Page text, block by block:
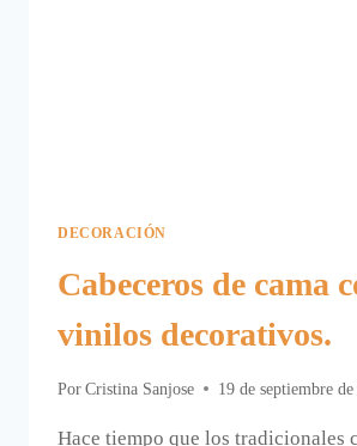
DECORACIÓN
Cabeceros de cama
vinilos decorativos.
Por Cristina Sanjose 19 de septiembre
Hace tiempo que los tradicionales